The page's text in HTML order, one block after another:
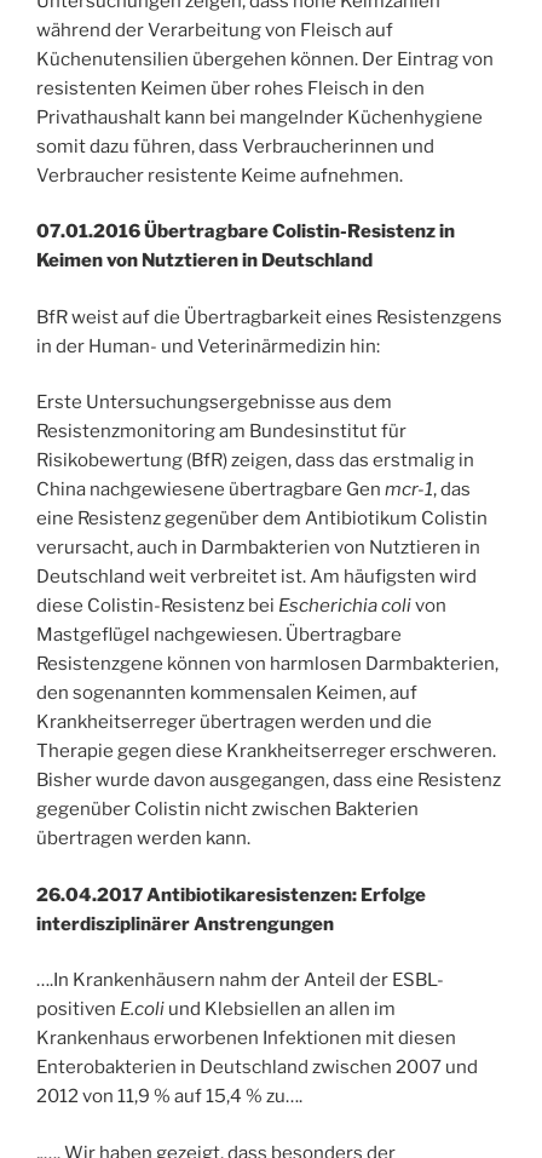
während der Verarbeitung von Fleisch auf
Küchenutensilien übergehen können. Der Eintrag von
resistenten Keimen über rohes Fleisch in den
Privathaushalt kann bei mangelnder Küchenhygiene
somit dazu führen, dass Verbraucherinnen und
Verbraucher resistente Keime aufnehmen.
07.01.2016 Übertragbare Colistin-Resistenz in
Keimen von Nutztieren in Deutschland
BfR weist auf die Übertragbarkeit eines Resistenzgens
in der Human- und Veterinärmedizin hin:
Erste Untersuchungsergebnisse aus dem
Resistenzmonitoring am Bundesinstitut für
Risikobewertung (BfR) zeigen, dass das erstmalig in
China nachgewiesene übertragbare Gen mcr-1, das
eine Resistenz gegenüber dem Antibiotikum Colistin
verursacht, auch in Darmbakterien von Nutztieren in
Deutschland weit verbreitet ist. Am häufigsten wird
diese Colistin-Resistenz bei Escherichia colivon
Mastgeflügel nachgewiesen. Übertragbare
Resistenzgene können von harmlosen Darmbakterien,
den sogenannten kommensalen Keimen, auf
Krankheitserreger übertragen werden und die
Therapie gegen diese Krankheitserreger erschweren.
Bisher wurde davon ausgegangen, dass eine Resistenz
gegenüber Colistin nicht zwischen Bakterien
übertragen werden kann.
26.04.2017 Antibiotikaresistenzen: Erfolge
interdisziplinärer Anstrengungen
….In Krankenhäusern nahm der Anteil der ESBL-
positiven E.coli und Klebsiellen an allen im
Krankenhaus erworbenen Infektionen mit diesen
Enterobakterien in Deutschland zwischen 2007 und
2012 von 11,9 % auf 15,4 % zu….
„…. Wir haben gezeigt, dass besonders der